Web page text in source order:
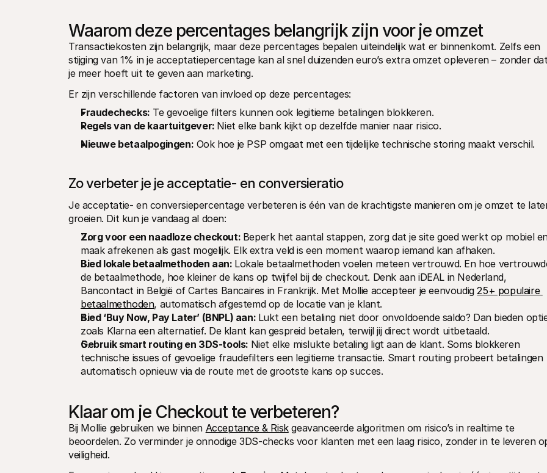
Waarom deze percentages belangrijk zijn voor je omzet
Transactiekosten zijn belangrijk, maar deze percentages bepalen uiteindelijk wat er binnenkomt. Zelfs een
stijging van 1% in je acceptatiepercentage kan al snel duizenden euro’s extra omzet opleveren – zonder
je meer hoeft uit te geven aan marketing.
Er zijn verschillende factoren van invloed op deze percentages:
Fraudechecks: Te gevoelige filters kunnen ook legitieme betalingen blokkeren.
Regels van de kaartuitgever: Niet elke bank kijkt op dezelfde manier naar risico.
Nieuwe betaalpogingen: Ook hoe je PSP omgaat met een tijdelijke technische storing maakt verschil.
Zo verbeter je je acceptatie- en conversieratio
Je acceptatie- en conversiepercentage verbeteren is één van de krachtigste manieren om je omzet te
groeien. Dit kun je vandaag al doen:
Zorg voor een naadloze checkout: Beperk het aantal stappen, zorg dat je site goed werkt op mobiel
maak afrekenen als gast mogelijk. Elk extra veld is een moment waarop iemand kan afhaken.
Bied lokale betaalmethoden aan: Lokale betaalmethoden voelen meteen vertrouwd. En hoe
de betaalmethode, hoe kleiner de kans op twijfel bij de checkout. Denk aan iDEAL in Nederland,
Bancontact in België of Cartes Bancaires in Frankrijk. Met Mollie accepteer je eenvoudig 25+ populaire
betaalmethoden, automatisch afgestemd op de locatie van je klant.
Bied ‘Buy Now, Pay Later’ (BNPL) aan: Lukt een betaling niet door onvoldoende saldo? Dan bieden
zoals Klarna een alternatief. De klant kan gespreid betalen, terwijl jij direct wordt uitbetaald.
Gebruik smart routing en 3DS-tools: Niet elke mislukte betaling ligt aan de klant. Soms blokkeren
technische issues of gevoelige fraudefilters een legitieme transactie. Smart routing probeert betalingen
automatisch opnieuw via de route met de grootste kans op succes.
Klaar om je Checkout te verbeteren?
Bij Mollie gebruiken we binnen Acceptance & Risk geavanceerde algoritmen om risico’s in realtime te
beoordelen. Zo verminder je onnodige 3DS-checks voor klanten met een laag risico, zonder in te leveren
veiligheid.